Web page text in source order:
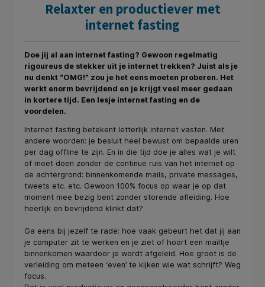
Relaxter en productiever met
internet fasting
Doe jij al aan internet fasting? Gewoon regelmatig
rigoureus de stekker uit je internet trekken? Juist als je
nu denkt “OMG!” zou je het eens moeten proberen. Het
werkt enorm bevrijdend en je krijgt veel meer gedaan
in kortere tijd. Een lesje internet fasting en de
voordelen.
Internet fasting betekent letterlijk internet vasten. Met
andere woorden: je besluit heel bewust om bepaalde uren
per dag offline te zijn. En in die tijd doe je alles wat je wilt
of moet doen zonder de continue ruis van het internet op
de achtergrond: binnenkomende mails, private messages,
tweets etc. etc. Gewoon 100% focus op waar je op dat
moment mee bezig bent zonder storende afleiding. Hoe
heerlijk en bevrijdend klinkt dat?
Ga eens bij jezelf te rade: hoe vaak gebeurt het dat jij aan
je computer zit te werken en je ziet of hoort een mailtje
binnenkomen waardoor je wordt afgeleid. Hoe groot is de
verleiding om meteen ‘even’ te kijken wie wat schrijft? Weg
focus.